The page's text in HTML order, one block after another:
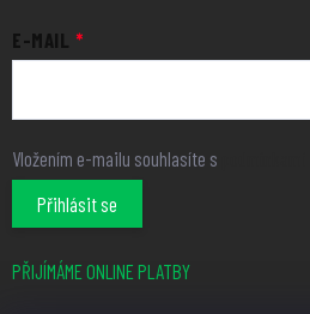
E-MAIL
Vložením e-mailu souhlasíte s
Přihlásit se
PŘIJÍMÁME ONLINE PLATBY